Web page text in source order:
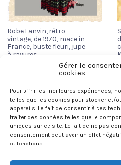
Gérer le
cookies
Pour offrir les meilleures expériences,
telles que les cookies pour stocker et/
appareils. Le fait de consentir à ces
traiter des données telles que le
uniques sur ce site. Le fait de ne pas
consentement peut avoir un effet
et fonctions.
Robe Lanvin, rétro
vintage, de 1970, made in
France, buste fleuri, jupe
à rayures
250,00€
AJOUTER AU PANIER
1 2 3 4 …